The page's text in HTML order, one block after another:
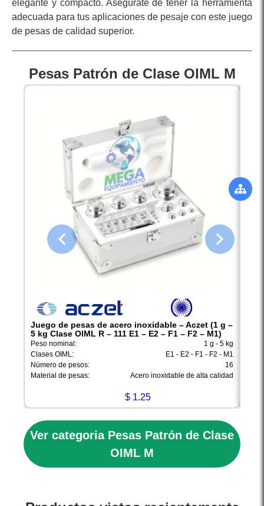
elegante y compacto. Asegúrate de tener la herramienta
adecuada para tus aplicaciones de pesaje con este juego
de pesas de calidad superior.
Pesas Patrón de Clase OIML M
Juego de pesas de acero inoxidable – Aczet (1 g –
5 kg Clase OIML R – 111 E1 – E2 – F1 – F2 – M1)
Peso nominal:
1 g - 5 kg
Clases OIML:
E1 - E2 - F1 - F2 - M1
Número de pesos:
16
Material de pesas:
Acero inoxidable de alta calidad
$ 1.25
Ver categoria Pesas Patrón de Clase
OIML M